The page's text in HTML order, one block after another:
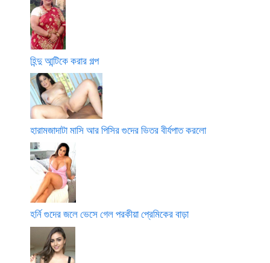
হিন্দু আন্টিকে করার গল্প
হারামজাদাটা মাসি আর পিসির গুদের ভিতর বীর্যপাত করলো
হর্নি গুদের জলে ভেসে গেল পরকীয়া প্রেমিকের বাড়া